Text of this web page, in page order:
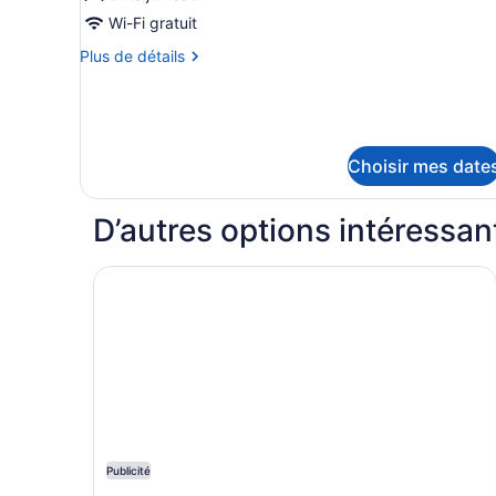
de
chambre :
jumeaux
Wi-Fi gratuit
Plus de détails
Plus
lits
jumeaux
Choisir mes
D’autres options
Publicité
Renaissance Schaumburg Convention Center